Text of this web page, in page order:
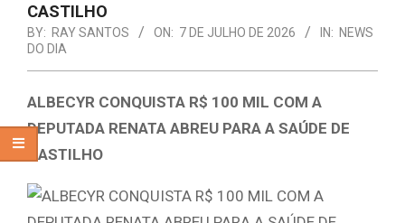
CASTILHO
BY: RAY SANTOS ON: 7 DE JULHO DE 2026 IN: NEWS
DO DIA
ALBECYR CONQUISTA R$ 100 MIL COM A
DEPUTADA RENATA ABREU PARA A SAÚDE DE
CASTILHO